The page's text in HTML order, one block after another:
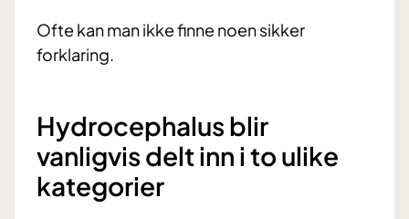
Ofte kan man ikke finne noen sikker
forklaring.
Hydrocephalus blir
vanligvis delt inn i to ulike
kategorier